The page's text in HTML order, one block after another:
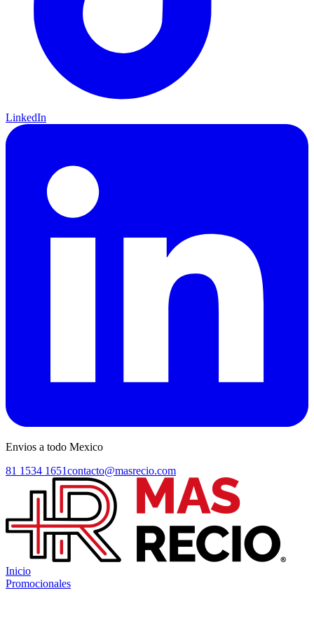
LinkedIn
Envios a todo Mexico
81 1534 1651contacto@masrecio.com
Inicio
Promocionales